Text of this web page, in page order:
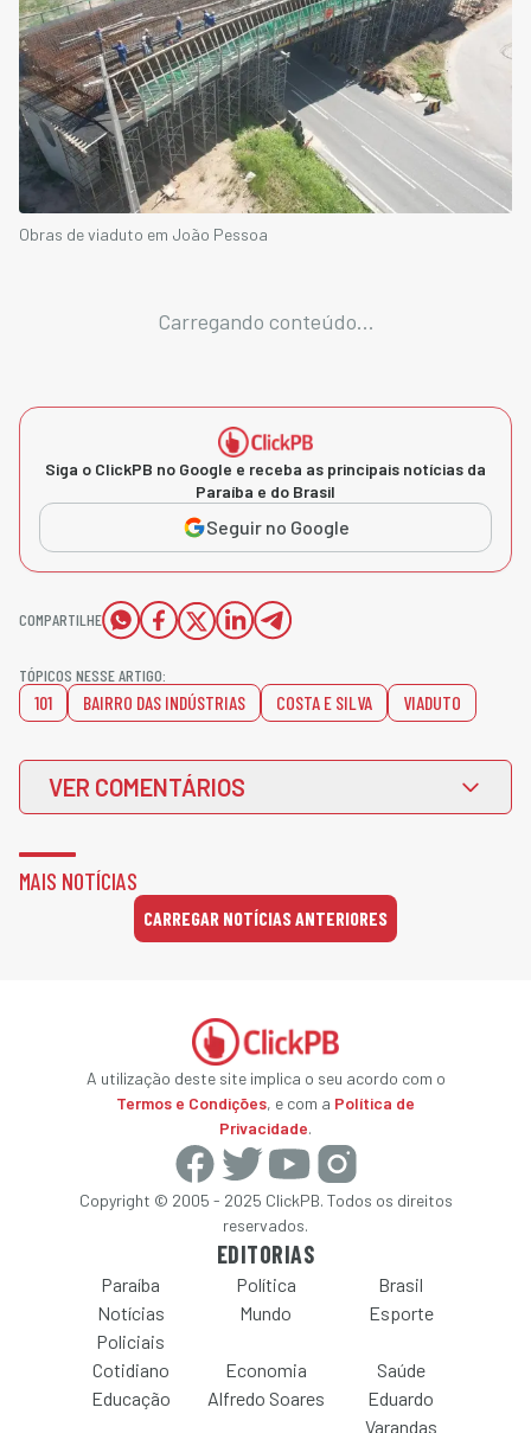
Obras de viaduto em João Pessoa
Carregando conteúdo...
Siga o ClickPB no Google e receba as principais notícias da
Paraíba e do Brasil
Seguir no Google
COMPARTILHE
TÓPICOS NESSE ARTIGO:
101 BAIRRO DAS INDÚSTRIAS COSTA E SILVA VIADUTO
VER COMENTÁRIOS
MAIS NOTÍCIAS
CARREGAR NOTÍCIAS ANTERIORES
A utilização deste site implica o seu acordo com o
Termos e Condições, e com a Política de
Privacidade.
Copyright © 2005 - 2025 ClickPB. Todos os direitos
reservados.
EDITORIAS
Paraíba Política
Brasil
Notícias
Policiais
Mundo Esporte
Cotidiano Economia
Saúde
Educação
Alfredo Soares
Eduardo
Varandas